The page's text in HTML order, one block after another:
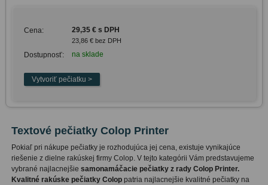
Cena: 29,35 € s DPH
23,86 € bez DPH
Dostupnosť: na sklade
Textové pečiatky Colop Printer
Pokiaľ pri nákupe pečiatky je rozhodujúca jej cena, existuje vynikajúce
riešenie z dielne rakúskej firmy Colop. V tejto kategórii Vám predstavujeme
vybrané najlacnejšie samonamáčacie pečiatky z rady Colop Printer.
Kvalitné rakúske pečiatky Coloppatria najlacnejšie kvalitné pečiatky na